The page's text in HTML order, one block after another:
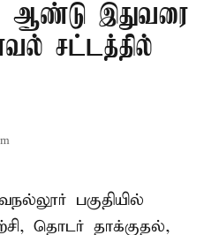
ஆண்டு இதுவரை
சட்டத்தில்
பகுதியில்
தொடர் தாக்குதல்,